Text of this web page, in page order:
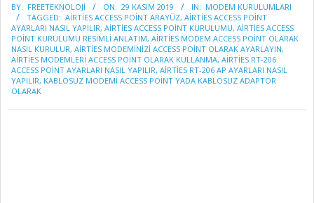
11-
29
BY: FREETEKNOLOJI ON: 29 KASIM 2019 IN: MODEM KURULUMLARI
TAGGED: AIRTIES ACCESS POINT ARAYÜZ, AIRTIES ACCESS POINT
AYARLARI NASIL YAPILIR, AIRTIES ACCESS POINT KURULUMU, AIRTIES ACCESS
POINT KURULUMU RESIMLI ANLATIM, AIRTIES MODEM ACCESS POINT OLARAK
NASIL KURULUR, AIRTIES MODEMINIZI ACCESS POINT OLARAK AYARLAYIN,
AIRTIES MODEMLERI ACCESS POINT OLARAK KULLANMA, AIRTIES RT-206
ACCESS POINT AYARLARI NASIL YAPILIR, AIRTIES RT-206 AP AYARLARI NASIL
YAPILIR, KABLOSUZ MODEMI ACCESS POINT YADA KABLOSUZ ADAPTÖR
OLARAK